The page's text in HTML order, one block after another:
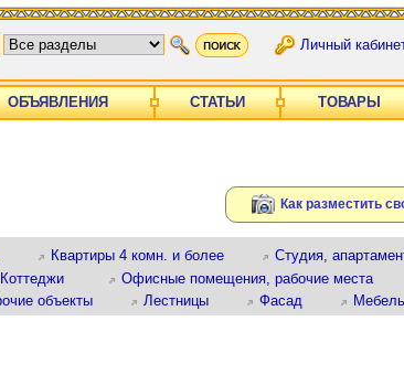
Личный
ОБЪЯВЛЕНИЯ СТАТЬИ ТОВАРЫ
Как разместить
Квартиры 4 комн. и более Студия,
Офисные помещения, рабочие места
объекты Лестницы Фасад Мебель